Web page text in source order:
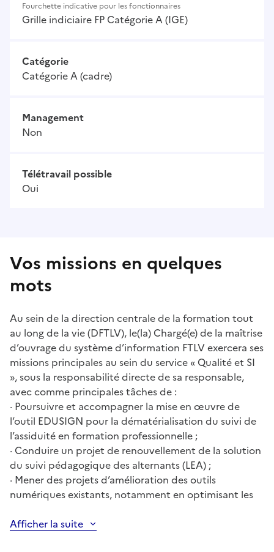
Fourchette indicative pour les fonctionnaires
Grille indiciaire FP Catégorie A (IGE)
Catégorie
Catégorie A (cadre)
Management
Non
Télétravail possible
Oui
Vos missions en quelques
mots
Au sein de la direction centrale de la formation tout
au long de la vie (DFTLV), le(la) Chargé(e) de la maîtrise
d’ouvrage du système d’information FTLV exercera ses
missions principales au sein du service « Qualité et SI
», sous la responsabilité directe de sa responsable,
avec comme principales tâches de :
· Poursuivre et accompagner la mise en œuvre de
l’outil EDUSIGN pour la dématérialisation du suivi de
l’assiduité en formation professionnelle ;
· Conduire un projet de renouvellement de la solution
du suivi pédagogique des alternants (LEA) ;
· Mener des projets d’amélioration des outils
numériques existants, notamment en optimisant les
Afficher la suite